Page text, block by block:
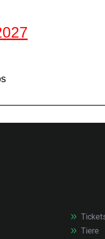
Tiere